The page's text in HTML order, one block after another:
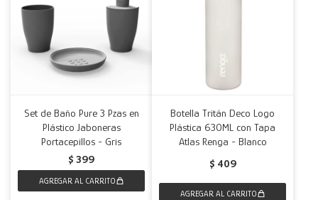
Set de Baño Pure 3 Pzas en
Plástico Jaboneras
Portacepillos - Gris
$ 399
Botella Tritán Deco Logo
Plástica 630ML con Tapa
Atlas Renga - Blanco
$ 409